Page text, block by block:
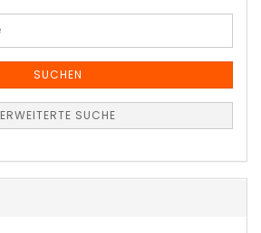
SUCHEN
ERWEITERTE SUCHE